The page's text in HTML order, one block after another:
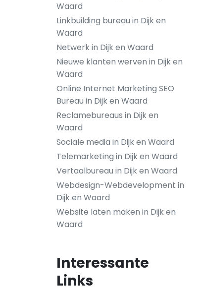
Waard
Linkbuilding bureau in Dijk en
Waard
Netwerk in Dijk en Waard
Nieuwe klanten werven in Dijk en
Waard
Online Internet Marketing SEO
Bureau in Dijk en Waard
Reclamebureaus in Dijk en
Waard
Sociale media in Dijk en Waard
Telemarketing in Dijk en Waard
Vertaalbureau in Dijk en Waard
Webdesign-Webdevelopment in
Dijk en Waard
Website laten maken in Dijk en
Waard
Interessante
Links